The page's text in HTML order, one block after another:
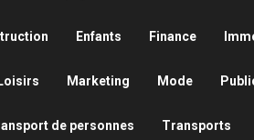
Enfants Finance
Loisirs Marketing Mode
de personnes Transports